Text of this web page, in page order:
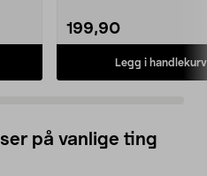
199,90
Legg i handlekurv
på vanlige ting